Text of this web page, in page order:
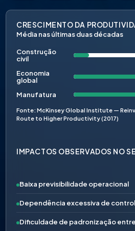
CRESCIMENTO DA
Média nas últimas duas décadas
Construção
civil
Economia
global
Manufatura
Fonte: McKinsey Global Institute —
Route to Higher Productivity (2017)
IMPACTOS OBSERVADOS NO
Baixa previsibilidade operacional
Dependência excessiva de
Dificuldade de padronização